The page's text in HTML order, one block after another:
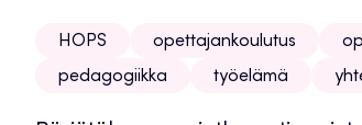
HOPS opettajankoulutus
pedagogiikka
työelämä